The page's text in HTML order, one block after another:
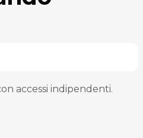
accessi indipendenti.